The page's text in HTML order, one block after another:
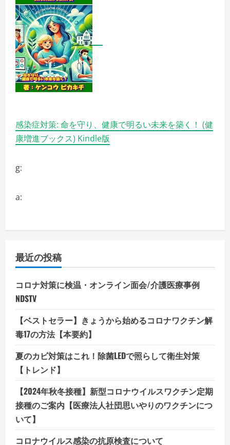
感染症対策: 命を守り、健康で明るい未来を築く！ (健
康増進ブックス) Kindle版
g:
a:
最近の投稿
コロナ対策に検温・オンライン面会/介護医療事例
NDSTV
【ベストセラー】きょうから始めるコロナワクチン解
毒17の方法【本要約】
夏のカビ対策はこれ！除菌LEDで照らして衛生対策
【トレンド】
【2024年秋冬接種】新型コロナウイルスワクチン定期
接種のご案内【医療法人社団思いやりのワクチンにつ
いて】
コロナウイルス感染の抗原検査について